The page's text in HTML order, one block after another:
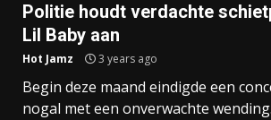
Politie houdt verdachte
Lil Baby aan
Hot Jamz 3 years ago
Begin deze maand eindigde een
nogal met een onverwachte wending.